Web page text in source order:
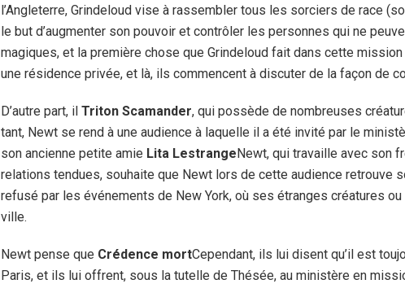
l’Angleterre, Grindeloud vise à rassembler tous les sorciers de race
le but d’augmenter son pouvoir et contrôler les personnes qui ne
magiques, et la première chose que Grindeloud fait dans cette
une résidence privée, et là, ils commencent à discuter de la façon de
D’autre part, il Triton Scamander, qui possède de nombreuses
tant, Newt se rend à une audience à laquelle il a été invité par le
son ancienne petite amie Lita LestrangeNewt, qui travaille avec son
relations tendues, souhaite que Newt lors de cette audience retrouve
refusé par les événements de New York, où ses étranges créatures
ville.
Newt pense que Crédence mortCependant, ils lui disent qu’il est
Paris, et ils lui offrent, sous la tutelle de Thésée, au ministère en